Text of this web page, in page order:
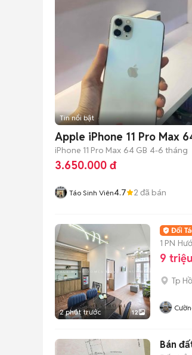
Tin nổi bật
Apple iPhone 11 Pro Max
iPhone 11 Pro Max 64 GB 4-6 tháng
3.650.000 đ
Táo Sinh Viên4.7 2 đã bán
2 phút trước 12
1 PN
9
Tp
Bán